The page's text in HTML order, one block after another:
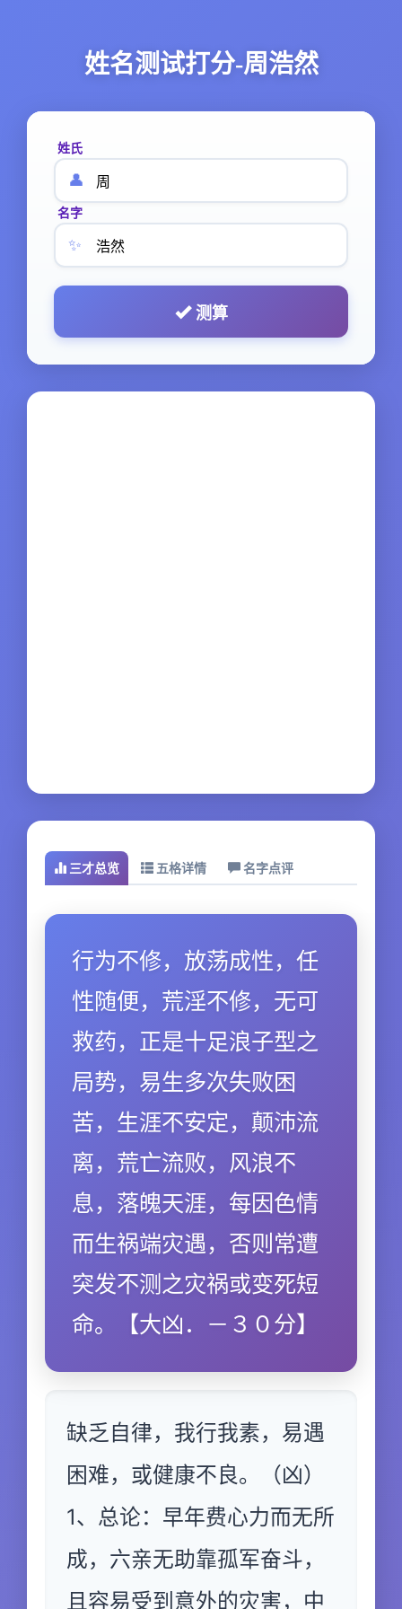
姓名测试打分-周浩然
姓氏
👤
名字
✨
测算
三才总览 五格详情 名字点评
行为不修，放荡成性，任
性随便，荒淫不修，无可
救药，正是十足浪子型之
局势，易生多次失败困
苦，生涯不安定，颠沛流
离，荒亡流败，风浪不
息，落魄天涯，每因色情
而生祸端灾遇，否则常遭
突发不测之灾祸或变死短
命。【大凶．－３０分】
缺乏自律，我行我素，易遇
困难，或健康不良。（凶）
1、总论：早年费心力而无所
成，六亲无助靠孤军奋斗，
且容易受到意外的灾害，中